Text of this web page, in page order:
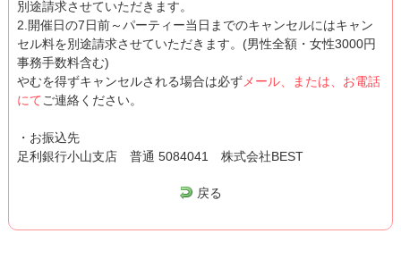
別途請求させていただきます。
2.開催日の7日前～パーティー当日までのキャンセルにはキャン
セル料を別途請求させていただきます。(男性全額・女性3000円
事務手数料含む)
やむを得ずキャンセルされる場合は必ずメール、または、お電話
にて ご連絡ください。
・お振込先
足利銀行小山支店 普通 5084041 株式会社BEST
戻る